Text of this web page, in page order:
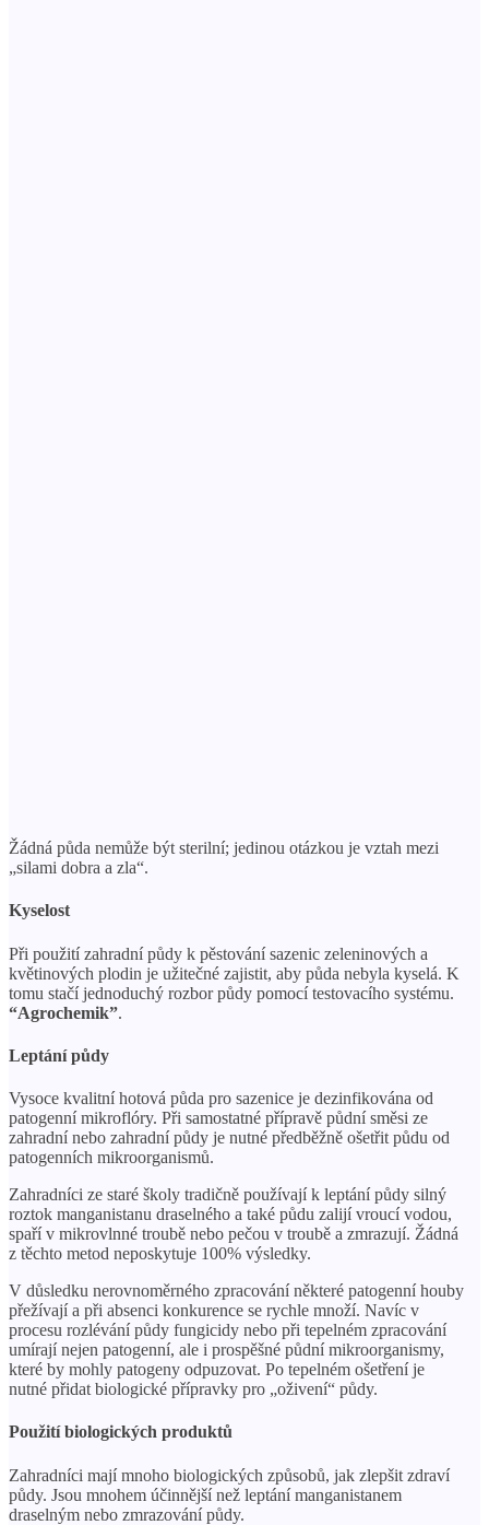
Žádná půda nemůže být sterilní; jedinou otázkou je vztah mezi
„silami dobra a zla“.
Kyselost
Při použití zahradní půdy k pěstování sazenic zeleninových a
květinových plodin je užitečné zajistit, aby půda nebyla kyselá. K
tomu stačí jednoduchý rozbor půdy pomocí testovacího systému.
“Agrochemik”.
Leptání půdy
Vysoce kvalitní hotová půda pro sazenice je dezinfikována od
patogenní mikroflóry. Při samostatné přípravě půdní směsi ze
zahradní nebo zahradní půdy je nutné předběžně ošetřit půdu od
patogenních mikroorganismů.
Zahradníci ze staré školy tradičně používají k leptání půdy silný
roztok manganistanu draselného a také půdu zalijí vroucí vodou,
spaří v mikrovlnné troubě nebo pečou v troubě a zmrazují. Žádná
z těchto metod neposkytuje 100% výsledky.
V důsledku nerovnoměrného zpracování některé patogenní houby
přežívají a při absenci konkurence se rychle množí. Navíc v
procesu rozlévání půdy fungicidy nebo při tepelném zpracování
umírají nejen patogenní, ale i prospěšné půdní mikroorganismy,
které by mohly patogeny odpuzovat. Po tepelném ošetření je
nutné přidat biologické přípravky pro „oživení“ půdy.
Použití biologických produktů
Zahradníci mají mnoho biologických způsobů, jak zlepšit zdraví
půdy. Jsou mnohem účinnější než leptání manganistanem
draselným nebo zmrazování půdy.